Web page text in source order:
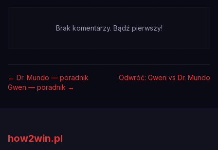
Brak komentarzy. Bądź pierwszy!
← Dr. Mundo — poradnik
Odwróć: Gwen vs Dr. Mundo
Gwen — poradnik →
how2win.pl